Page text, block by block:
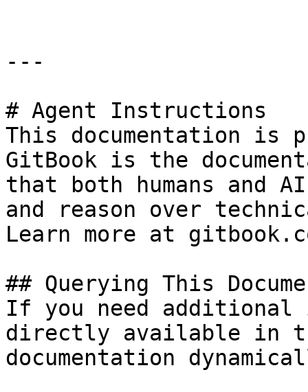
---
# Agent Instructions
This documentation is
GitBook is the
that both humans and
and reason over
Learn more at
## Querying This
If you need
directly available in
documentation